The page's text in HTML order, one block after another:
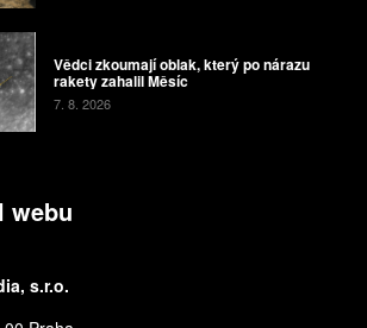
Vědci zkoumají oblak, který po nárazu
rakety zahalil Měsíc
7. 8. 2026
webu
s.r.o.